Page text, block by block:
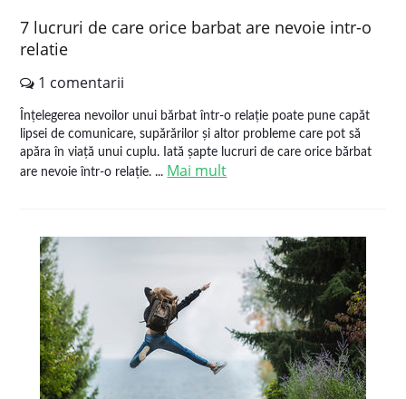
7 lucruri de care orice barbat are nevoie intr-o
relatie
1 comentarii
Înțelegerea nevoilor unui bărbat într-o relație poate pune capăt
lipsei de comunicare, supărărilor și altor probleme care pot să
apăra în viață unui cuplu. Iată șapte lucruri de care orice bărbat
are nevoie într-o relație. ... Mai mult